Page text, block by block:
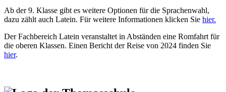
Ab der 9. Klasse gibt es weitere Optionen für die Sprachenwahl,
dazu zählt auch Latein. Für weitere Informationen klicken Sie hier.
Der Fachbereich Latein veranstaltet in Abständen eine Romfahrt für
die oberen Klassen. Einen Bericht der Reise von 2024 finden Sie
hier.